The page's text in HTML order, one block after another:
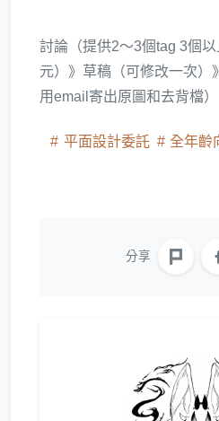
討論（提供2～3個tag 3個
元）》草稿（可修改一次）
用email寄出原圖和去背檔）
平面設計委託 全年齡
分享